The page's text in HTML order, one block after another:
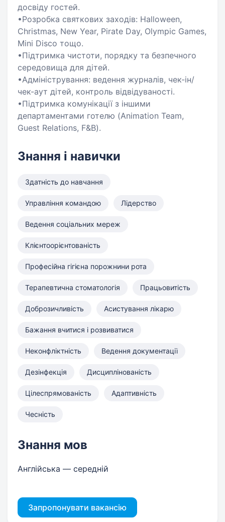
досвіду гостей.
•Розробка святкових заходів: Halloween,
Christmas, New Year, Pirate Day, Olympic Games,
Mini Disco тощо.
•Підтримка чистоти, порядку та безпечного
середовища для дітей.
•Адміністрування: ведення журналів, чек-ін/
чек-аут дітей, контроль відвідуваності.
•Підтримка комунікації з іншими
департаментами готелю (Animation Team,
Guest Relations, F&B).
Знання і навички
Здатність до навчання
Управління командою Лідерство
Ведення соціальних мереж
Клієнтоорієнтованість
Професійна гігієна порожнини рота
Терапевтична стоматологія Працьовитість
Доброзичливість Асистування лікарю
Бажання вчитися і розвиватися
Неконфліктність Ведення документації
Дезінфекція Дисциплінованість
Цілеспрямованість Адаптивність
Чесність
Знання мов
Англійська — середній
Запропонувати вакансію